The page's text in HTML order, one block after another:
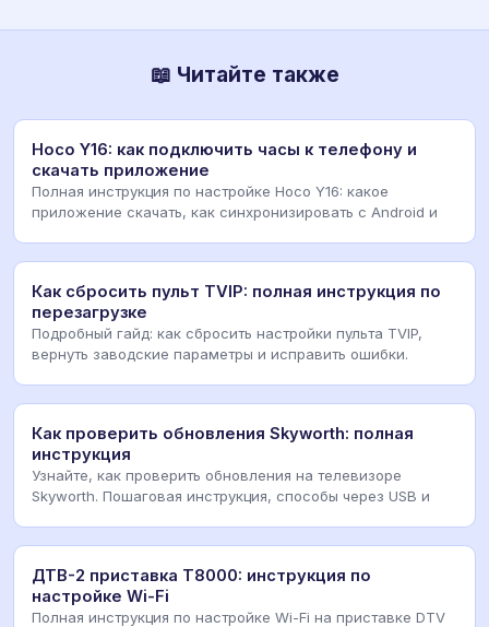
📖 Читайте также
Hoco Y16: как подключить часы к телефону и
скачать приложение
Полная инструкция по настройке Hoco Y16: какое
приложение скачать, как синхронизировать с Android и
Как сбросить пульт TVIP: полная инструкция по
перезагрузке
Подробный гайд: как сбросить настройки пульта TVIP,
вернуть заводские параметры и исправить ошибки.
Как проверить обновления Skyworth: полная
инструкция
Узнайте, как проверить обновления на телевизоре
Skyworth. Пошаговая инструкция, способы через USB и
ДТВ-2 приставка T8000: инструкция по
настройке Wi-Fi
Полная инструкция по настройке Wi-Fi на приставке DTV